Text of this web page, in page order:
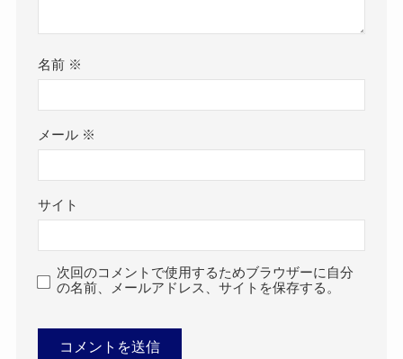
名前 ※
メール ※
サイト
次回のコメントで使用するためブラウザーに自分
の名前、メールアドレス、サイトを保存する。